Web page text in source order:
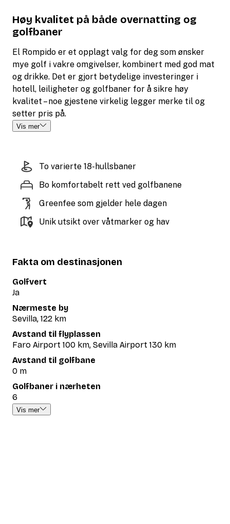
Høy kvalitet på både overnatting og
golfbaner
El Rompido er et opplagt valg for deg som ønsker
mye golf i vakre omgivelser, kombinert med god mat
og drikke. Det er gjort betydelige investeringer i
hotell, leiligheter og golfbaner for å sikre høy
kvalitet – noe gjestene virkelig legger merke til og
setter pris på.
Vis mer
To varierte 18-hullsbaner
Bo komfortabelt rett ved golfbanene
Greenfee som gjelder hele dagen
Unik utsikt over våtmarker og hav
Fakta om destinasjonen
Golfvert
Ja
Nærmeste by
Sevilla, 122 km
Avstand til flyplassen
Faro Airport 100 km, Sevilla Airport 130 km
Avstand til golfbane
0 m
Golfbaner i nærheten
6
Vis mer